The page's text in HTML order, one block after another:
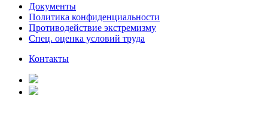
Документы
Политика конфиденциальности
Противодействие экстремизму
Спец. оценка условий труда
Контакты